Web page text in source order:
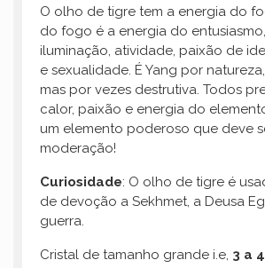
O olho de tigre tem a energia do
do fogo é a energia do
iluminação, atividade, paixão de
e sexualidade. É Yang por
mas por vezes destrutiva. Todos
calor, paixão e energia do
um elemento poderoso que deve
moderação!
Curiosidade: O olho de tigre é
de devoção a Sekhmet, a Deusa
guerra.
Cristal de tamanho grande i.e, 3 a